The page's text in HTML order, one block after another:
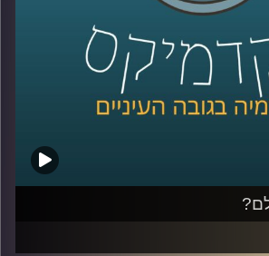
ענו לעצמכם על השאלה
.